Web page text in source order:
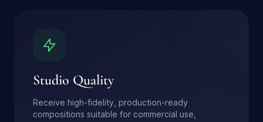
Studio Quality
Receive high-fidelity, production-ready
compositions suitable for commercial use,